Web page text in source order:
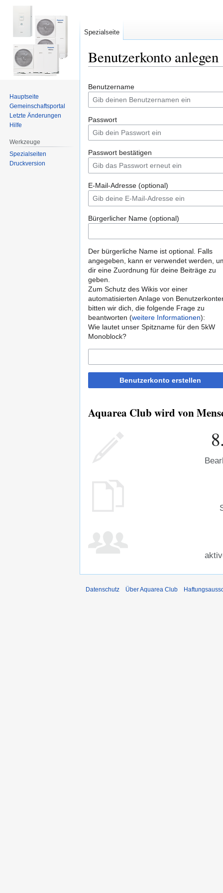
Benutzerkonto anlegen
Navigation
springen
Suche
springen
Benutzername
Passwort
Passwort bestätigen
E-Mail-Adresse (optional)
Bürgerlicher Name (optional)
Der bürgerliche Name ist optional. Falls
angegeben, kann er verwendet werden,
dir eine Zuordnung für deine Beiträge zu
geben.
Zum Schutz des Wikis vor einer
automatisierten Anlage von
bitten wir dich, die folgende Frage zu
beantworten (weitere Informationen):
Wie lautet unser Spitzname für den 5kW
Monoblock?
Benutzerkonto erstellen
Aquarea Club wird von
Spezialseite
Hauptseite
Gemeinschafts­portal
Letzte Änderungen
Hilfe
Werkzeuge
Spezialseiten
Druckversion
Datenschutz Über Aquarea Club